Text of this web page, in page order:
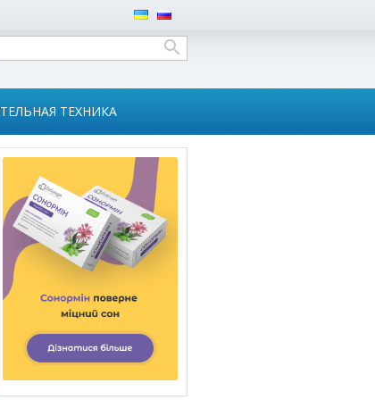
ТЕХНИКА